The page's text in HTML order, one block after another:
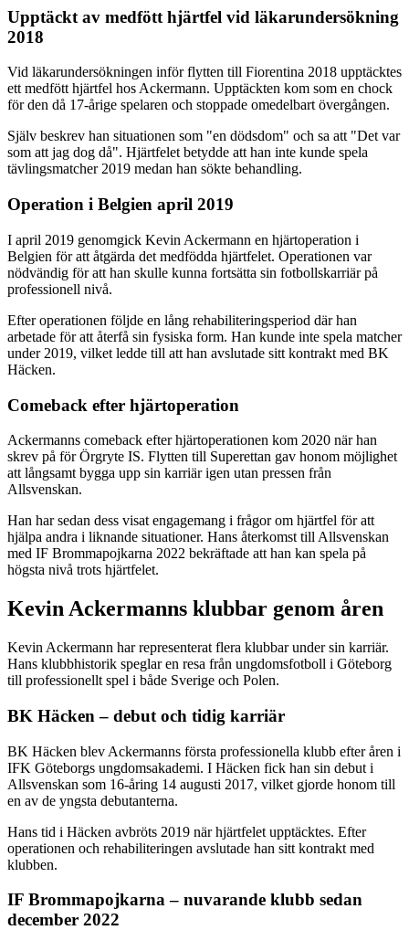
Upptäckt av medfött hjärtfel vid läkarundersökning
2018
Vid läkarundersökningen inför flytten till Fiorentina 2018 upptäcktes
ett medfött hjärtfel hos Ackermann. Upptäckten kom som en chock
för den då 17-årige spelaren och stoppade omedelbart övergången.
Själv beskrev han situationen som "en dödsdom" och sa att "Det var
som att jag dog då". Hjärtfelet betydde att han inte kunde spela
tävlingsmatcher 2019 medan han sökte behandling.
Operation i Belgien april 2019
I april 2019 genomgick Kevin Ackermann en hjärtoperation i
Belgien för att åtgärda det medfödda hjärtfelet. Operationen var
nödvändig för att han skulle kunna fortsätta sin fotbollskarriär på
professionell nivå.
Efter operationen följde en lång rehabiliteringsperiod där han
arbetade för att återfå sin fysiska form. Han kunde inte spela matcher
under 2019, vilket ledde till att han avslutade sitt kontrakt med BK
Häcken.
Comeback efter hjärtoperation
Ackermanns comeback efter hjärtoperationen kom 2020 när han
skrev på för Örgryte IS. Flytten till Superettan gav honom möjlighet
att långsamt bygga upp sin karriär igen utan pressen från
Allsvenskan.
Han har sedan dess visat engagemang i frågor om hjärtfel för att
hjälpa andra i liknande situationer. Hans återkomst till Allsvenskan
med IF Brommapojkarna 2022 bekräftade att han kan spela på
högsta nivå trots hjärtfelet.
Kevin Ackermanns klubbar genom åren
Kevin Ackermann har representerat flera klubbar under sin karriär.
Hans klubbhistorik speglar en resa från ungdomsfotboll i Göteborg
till professionellt spel i både Sverige och Polen.
BK Häcken – debut och tidig karriär
BK Häcken blev Ackermanns första professionella klubb efter åren i
IFK Göteborgs ungdomsakademi. I Häcken fick han sin debut i
Allsvenskan som 16-åring 14 augusti 2017, vilket gjorde honom till
en av de yngsta debutanterna.
Hans tid i Häcken avbröts 2019 när hjärtfelet upptäcktes. Efter
operationen och rehabiliteringen avslutade han sitt kontrakt med
klubben.
IF Brommapojkarna – nuvarande klubb sedan
december 2022